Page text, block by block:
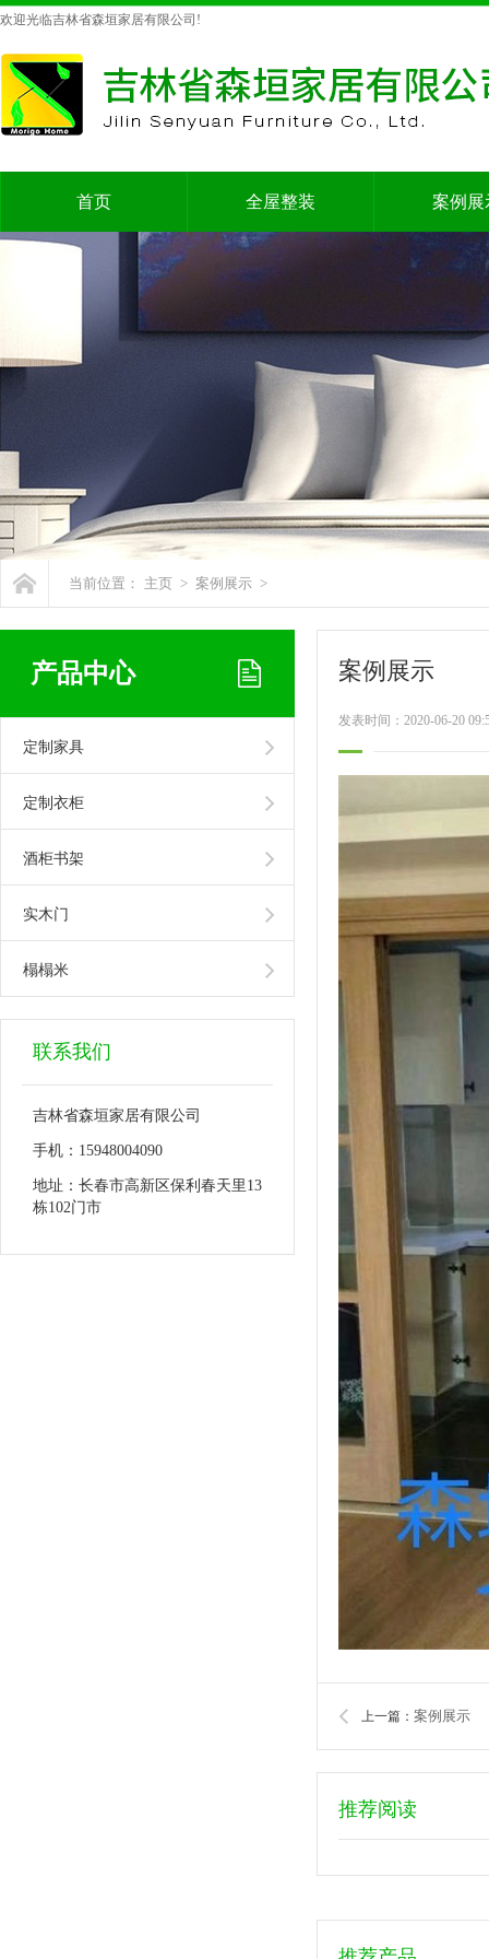
欢迎光临吉林省森垣家居有限公司!
首页 全屋整装 案例展
当前位置： 主页 > 案例展示 >
产品中心
定制家具
定制衣柜
酒柜书架
实木门
榻榻米
联系我们
吉林省森垣家居有限公司
手机：15948004090
地址：长春市高新区保利春天里13
栋102门市
案例展示
发表时间：2020-06-20
上一篇： 案例展示
推荐阅读